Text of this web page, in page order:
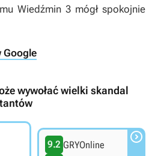
Wiedźmin 3 mógł spokojnie
Google
wywołać wielki skandal
9.2 GRYOnline
